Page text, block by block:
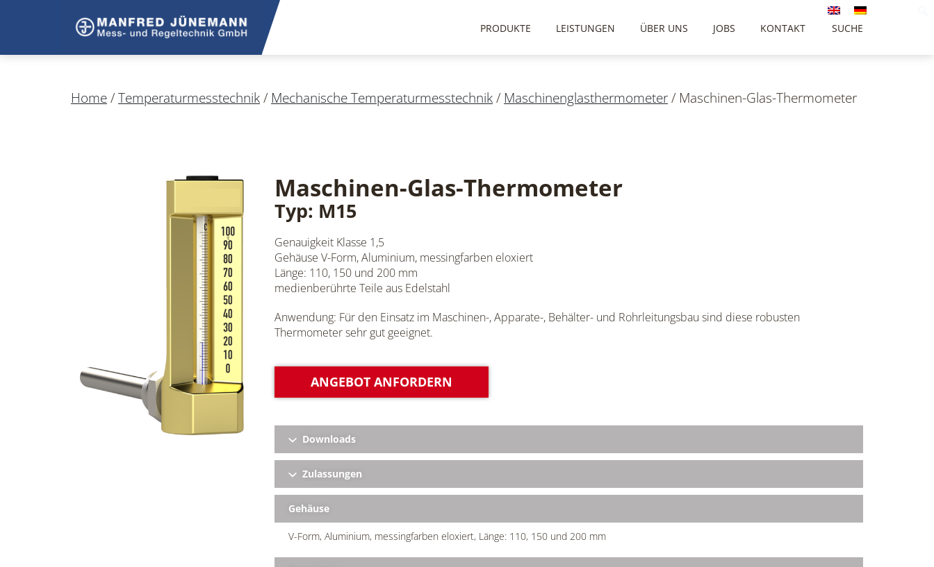
SUCHE
PRODUKTE LEISTUNGEN ÜBER UNS JOBS KONTAKT
Home/Temperaturmesstechnik/ Mechanische Temperaturmesstechnik/ Maschinenglasthermometer/ Maschinen-Glas-Thermometer
Maschinen-Glas-Thermometer
Typ: M15
Genauigkeit Klasse 1,5
Gehäuse V-Form, Aluminium, messingfarben eloxiert
Länge: 110, 150 und 200 mm
medienberührte Teile aus Edelstahl
Anwendung: Für den Einsatz im Maschinen-, Apparate-, Behälter- und Rohrleitungsbau sind diese robusten
Thermometer sehr gut geeignet.
ANGEBOT ANFORDERN
Downloads
Zulassungen
Gehäuse
V-Form, Aluminium, messingfarben eloxiert, Länge: 110, 150 und 200 mm